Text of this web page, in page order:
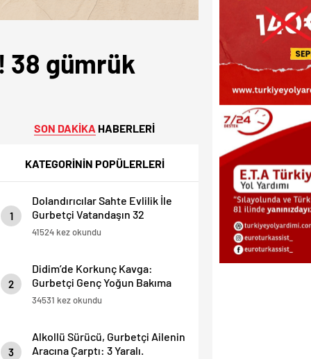
38 gümrük
SON DAKİKA HABERLERİ
KATEGORİNİN POPÜLERLERİ
1
Dolandırıcılar Sahte Evlilik İle
Gurbetçi Vatandaşın 32
Dairesini Elinden Aldılar.
41524 kez okundu
2
Didim’de Korkunç Kavga:
Gurbetçi Genç Yoğun Bakıma
Alındı.
34531 kez okundu
3
Alkollü Sürücü, Gurbetçi Ailenin
Aracına Çarptı: 3 Yaralı.